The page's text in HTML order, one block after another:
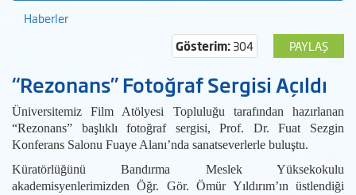
Haberler
PAYLAŞ
Gösterim:304
“Rezonans” Fotoğraf Sergisi Açıldı
Üniversitemiz Film Atölyesi Topluluğu tarafından hazırlanan
“Rezonans” başlıklı fotoğraf sergisi, Prof. Dr. Fuat Sezgin
Konferans Salonu Fuaye Alanı’nda sanatseverlerle buluştu.
Küratörlüğünü Bandırma Meslek Yüksekokulu
akademisyenlerimizden Öğr. Gör. Ömür Yıldırım’ın üstlendiği